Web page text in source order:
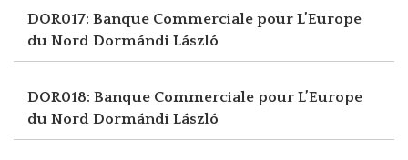
DOR017: Banque Commerciale pour L’Europe
du Nord Dormándi László
DOR018: Banque Commerciale pour L’Europe
du Nord Dormándi László